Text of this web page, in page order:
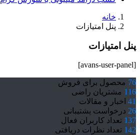
خانه
پنل امتیازات
پنل امتیازات
[avans-user-panel]
76 محصول برای فروش
116 مشتریان راضی
41 اخبار و مقالات
26 درخواست پشتیبانی
137 تعداد کاربران فعال
142 تعداد نظرات دریافتی